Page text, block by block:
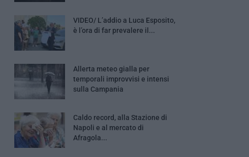
VIDEO/ L’addio a Luca Esposito,
è l’ora di far prevalere il...
Allerta meteo gialla per
temporali improvvisi e intensi
sulla Campania
Caldo record, alla Stazione di
Napoli e al mercato di
Afragola...